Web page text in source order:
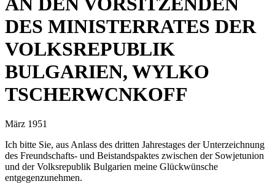
DES MINISTERRATES DER
VOLKSREPUBLIK
BULGARIEN, WYLKO
TSCHERWCNKOFF
März 1951
Ich bitte Sie, aus Anlass des dritten Jahrestages der Unterzeichnung
des Freundschafts- und Beistandspaktes zwischen der Sowjetunion
und der Volksrepublik Bulgarien meine Glückwünsche
entgegenzunehmen.